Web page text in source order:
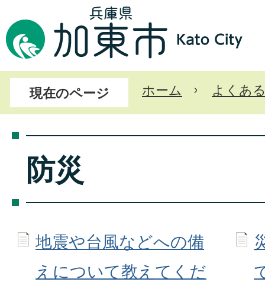
現在のページ ホーム よくあ
防災
地震や台風などへの備
えについて教えてくだ